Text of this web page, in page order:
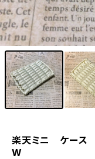
楽天ミニ ケー
W